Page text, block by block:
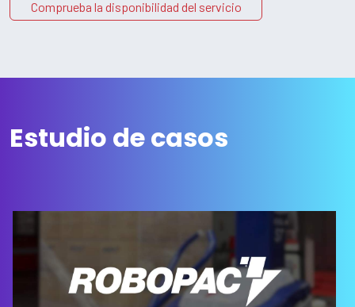
Comprueba la disponibilidad del servicio
Estudio de casos